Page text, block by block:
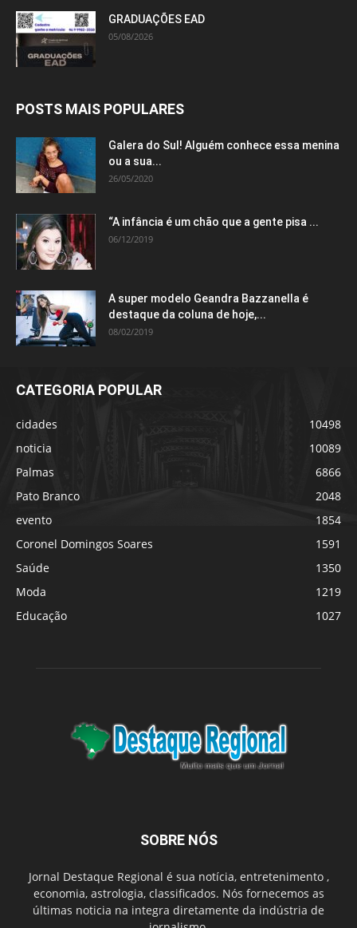
GRADUAÇÕES EAD
05/08/2026
POSTS MAIS POPULARES
Galera do Sul! Alguém conhece essa menina
ou a sua...
26/05/2020
“A infância é um chão que a gente pisa ...
06/12/2019
A super modelo Geandra Bazzanella é
destaque da coluna de hoje,...
08/02/2019
CATEGORIA POPULAR
cidades
10498
noticia
10089
Palmas
6866
Pato Branco
2048
evento
1854
Coronel Domingos Soares
1591
Saúde
1350
Moda
1219
Educação
1027
SOBRE NÓS
Jornal Destaque Regional é sua notícia, entretenimento ,
economia, astrologia, classificados. Nós fornecemos as
últimas noticia na integra diretamente da indústria de